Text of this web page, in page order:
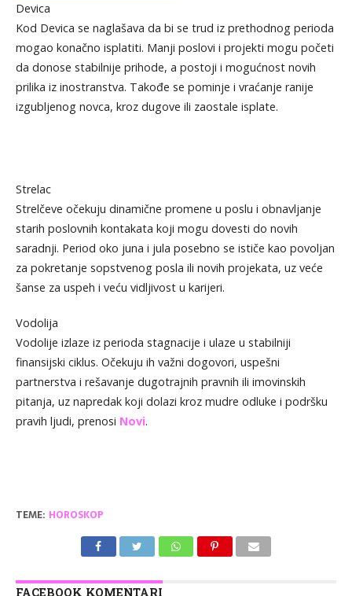
Devica
Kod Devica se naglašava da bi se trud iz prethodnog perioda
mogao konačno isplatiti. Manji poslovi i projekti mogu početi
da donose stabilnije prihode, a postoji i mogućnost novih
prilika iz inostranstva. Takođe se pominje i vraćanje ranije
izgubljenog novca, kroz dugove ili zaostale isplate.
Strelac
Strelčeve očekuju dinamične promene u poslu i obnavljanje
starih poslovnih kontakata koji mogu dovesti do novih
saradnji. Period oko juna i jula posebno se ističe kao povoljan
za pokretanje sopstvenog posla ili novih projekata, uz veće
šanse za uspeh i veću vidljivost u karijeri.
Vodolija
Vodolije izlaze iz perioda stagnacije i ulaze u stabilniji
finansijski ciklus. Očekuju ih važni dogovori, uspešni
partnerstva i rešavanje dugotrajnih pravnih ili imovinskih
pitanja, uz napredak koji dolazi kroz mudre odluke i podršku
pravih ljudi, prenosi Novi.
TEME: HOROSKOP
FACEBOOK KOMENTARI